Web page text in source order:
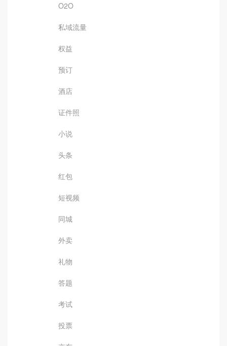
O2O
私域流量
权益
预订
酒店
证件照
小说
头条
红包
短视频
同城
外卖
礼物
答题
考试
投票